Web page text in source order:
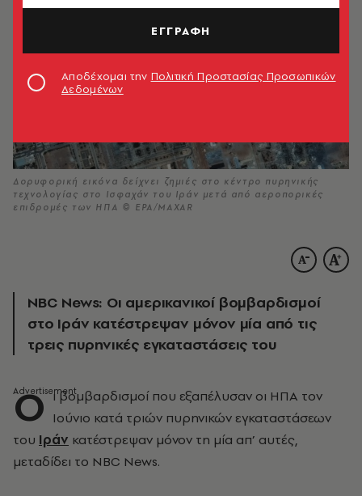
Δορυφορική εικόνα δείχνει ζημιές στο κέντρο πυρηνικής
τεχνολογίας στο Ισφαχάν του Ιράν μετά από αεροπορικές
επιδρομές των ΗΠΑ © ΕΡΑ/MAXAR
ΝΒC News: Oι αμερικανικοί βομβαρδισμοί
στο Ιράν κατέστρεψαν μόνον μία από τις
τρεις πυρηνικές εγκαταστάσεις του
Ο ι βομβαρδισμοί που εξαπέλυσαν οι ΗΠΑ τον
Ιούνιο κατά τριών πυρηνικών εγκαταστάσεων
του Ιράν κατέστρεψαν μόνον τη μία απ’ αυτές,
μεταδίδει το NBC News.
ΕΓΓΡΑΦΗ
Αποδέχομαι την Πολιτική Προστασίας Προσωπικών
Δεδομένων